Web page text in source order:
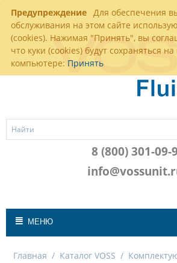
Предупреждение Для обеспечения
обслуживания на этом сайте
(cookies). Нажимая "Принять", вы
что куки (cookies) будут сохраняться
компьютере: Принять
8 (800) 301-09-
МЕНЮ
Главная / Каталог VOSS /